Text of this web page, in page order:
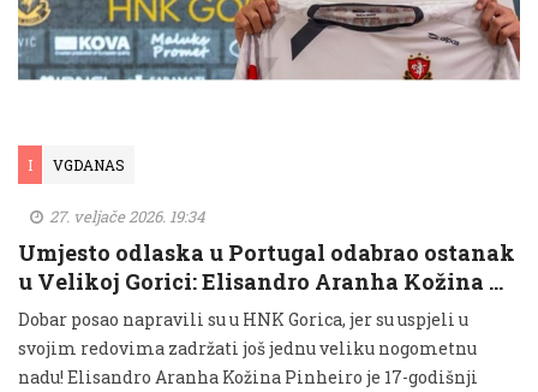
I VGDANAS
27. veljače 2026. 19:34
Umjesto odlaska u Portugal odabrao ostanak
u Velikoj Gorici: Elisandro Aranha Kožina …
Dobar posao napravili su u HNK Gorica, jer su uspjeli u
svojim redovima zadržati još jednu veliku nogometnu
nadu! Elisandro Aranha Kožina Pinheiro je 17-godišnji